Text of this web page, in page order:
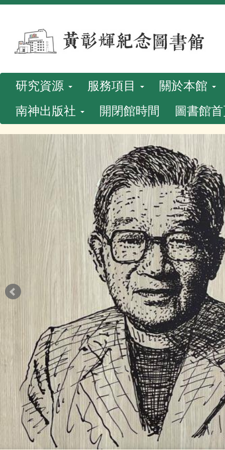
跳
內
研究資源 服務項目 關於本館
南神出版社
開閉館時間 圖書館